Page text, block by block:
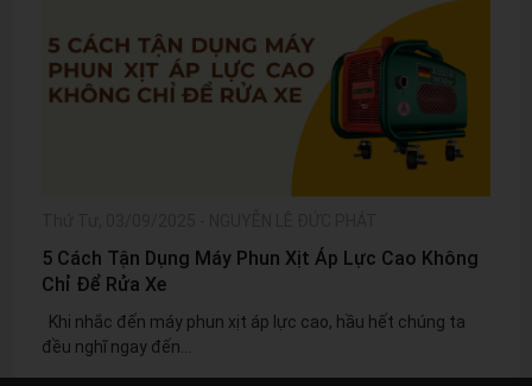
5 Cách Tận Dụng Máy Phun Xịt Áp Lực Cao Không
Chỉ Để Rửa Xe
Khi nhắc đến máy phun xịt áp lực cao, hầu hết chúng ta
đều nghĩ ngay đến...